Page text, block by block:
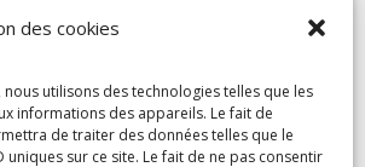
des cookies
utilisons des technologies telles que les
informations des appareils. Le fait de
de traiter des données telles que le
sur ce site. Le fait de ne pas consentir